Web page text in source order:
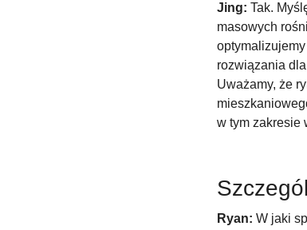
Jing: Tak.
masowych
rozwiązania
Uważamy, że
w tym zakresie
Ryan: W jaki